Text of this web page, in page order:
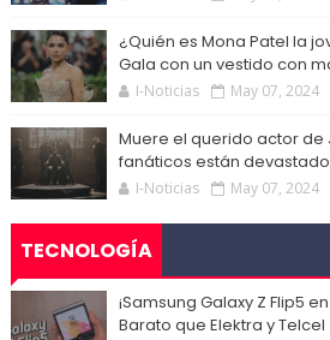
¿Quién es Mona Patel la
Gala con un vestido con
I-Noticias May 07, 2024
Muere el querido actor de
fanáticos están
I-Noticias May 07, 2024
TECNOLOGÍA
¡Samsung Galaxy Z Flip5
Barato que Elektra y Telcel